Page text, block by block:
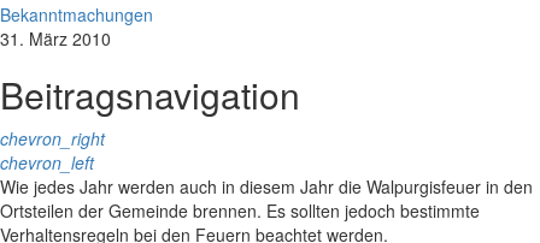
Bekanntmachungen
31. März 2010
Beitragsnavigation
chevron_right
chevron_left
Wie jedes Jahr werden auch in diesem Jahr die Walpurgisfeuer in den
Ortsteilen der Gemeinde brennen. Es sollten jedoch bestimmte
Verhaltensregeln bei den Feuern beachtet werden.